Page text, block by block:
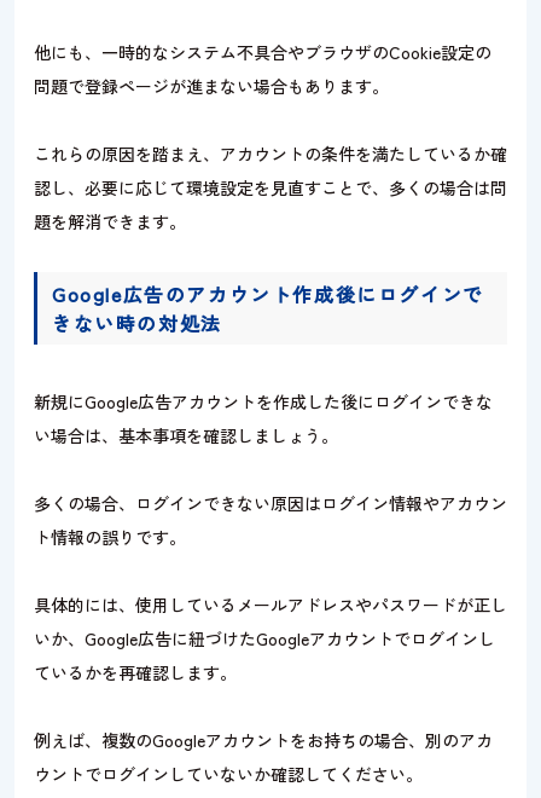
他にも、一時的なシステム不具合やブラウザのCookie設定の
問題で登録ページが進まない場合もあります。
これらの原因を踏まえ、アカウントの条件を満たしているか確
認し、必要に応じて環境設定を見直すことで、多くの場合は問
題を解消できます。
Google広告のアカウント作成後にログインで
きない時の対処法
新規にGoogle広告アカウントを作成した後にログインできな
い場合は、基本事項を確認しましょう。
多くの場合、ログインできない原因はログイン情報やアカウン
ト情報の誤りです。
具体的には、使用しているメールアドレスやパスワードが正し
いか、Google広告に紐づけたGoogleアカウントでログインし
ているかを再確認します。
例えば、複数のGoogleアカウントをお持ちの場合、別のアカ
ウントでログインしていないか確認してください。